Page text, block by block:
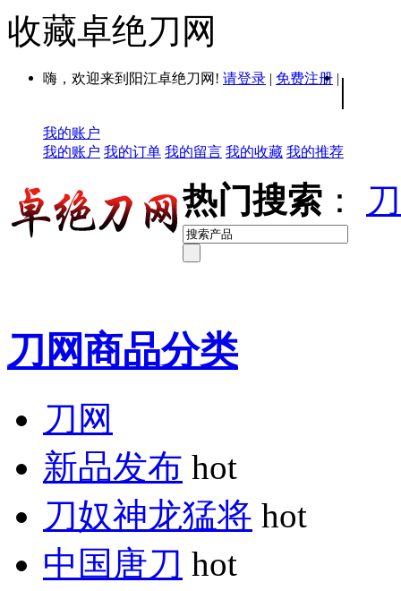
收藏卓绝刀网
嗨，欢迎来到阳江卓绝刀网! 请登录 | 免费注册 | |
我的账户
我的账户 我的订单 我的留言 我的收藏 我的推荐
热门搜索 ：
刀网商品分类
刀网
新品发布 hot
刀奴神龙猛将 hot
中国唐刀 hot